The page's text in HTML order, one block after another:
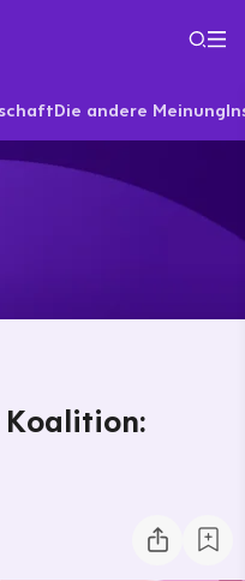
Die andere Meinung